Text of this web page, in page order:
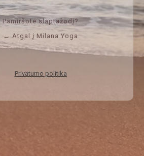
Pamiršote slaptažodį?
← Atgal į Milana Yoga
Privatumo politika